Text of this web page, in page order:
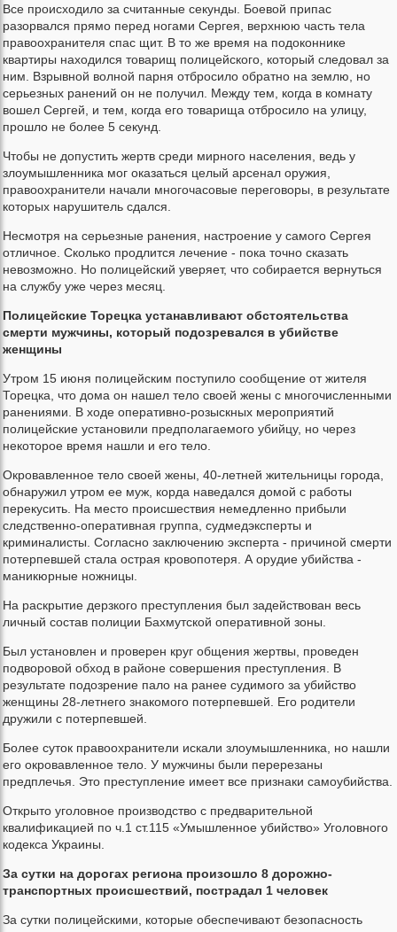
Все происходило за считанные секунды. Боевой припас
разорвался прямо перед ногами Сергея, верхнюю часть тела
правоохранителя спас щит. В то же время на подоконнике
квартиры находился товарищ полицейского, который следовал за
ним. Взрывной волной парня отбросило обратно на землю, но
серьезных ранений он не получил. Между тем, когда в комнату
вошел Сергей, и тем, когда его товарища отбросило на улицу,
прошло не более 5 секунд.
Чтобы не допустить жертв среди мирного населения, ведь у
злоумышленника мог оказаться целый арсенал оружия,
правоохранители начали многочасовые переговоры, в результате
которых нарушитель сдался.
Несмотря на серьезные ранения, настроение у самого Сергея
отличное. Сколько продлится лечение - пока точно сказать
невозможно. Но полицейский уверяет, что собирается вернуться
на службу уже через месяц.
Полицейские Торецка устанавливают обстоятельства
смерти мужчины, который подозревался в убийстве
женщины
Утром 15 июня полицейским поступило сообщение от жителя
Торецка, что дома он нашел тело своей жены с многочисленными
ранениями. В ходе оперативно-розыскных мероприятий
полицейские установили предполагаемого убийцу, но через
некоторое время нашли и его тело.
Окровавленное тело своей жены, 40-летней жительницы города,
обнаружил утром ее муж, корда наведался домой с работы
перекусить. На место происшествия немедленно прибыли
следственно-оперативная группа, судмедэксперты и
криминалисты. Согласно заключению эксперта - причиной смерти
потерпевшей стала острая кровопотеря. А орудие убийства -
маникюрные ножницы.
На раскрытие дерзкого преступления был задействован весь
личный состав полиции Бахмутской оперативной зоны.
Был установлен и проверен круг общения жертвы, проведен
подворовой обход в районе совершения преступления. В
результате подозрение пало на ранее судимого за убийство
женщины 28-летнего знакомого потерпевшей. Его родители
дружили с потерпевшей.
Более суток правоохранители искали злоумышленника, но нашли
его окровавленное тело. У мужчины были перерезаны
предплечья. Это преступление имеет все признаки самоубийства.
Открыто уголовное производство с предварительной
квалификацией по ч.1 ст.115 «Умышленное убийство» Уголовного
кодекса Украины.
За сутки на дорогах региона произошло 8 дорожно-
транспортных происшествий, пострадал 1 человек
За сутки полицейскими, которые обеспечивают безопасность